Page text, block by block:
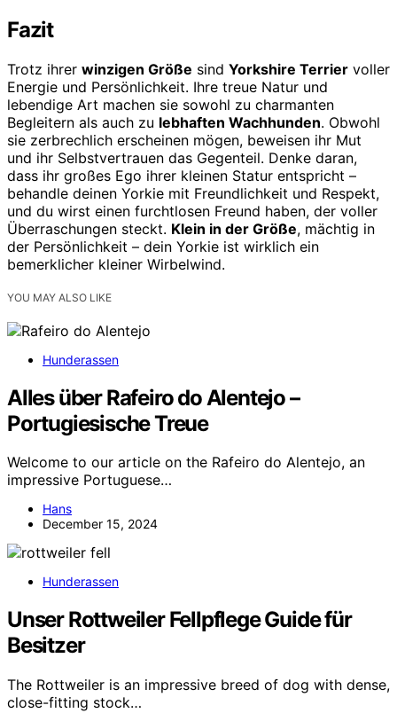
Fazit
Trotz ihrer winzigen Größe sind Yorkshire Terrier voller
Energie und Persönlichkeit. Ihre treue Natur und
lebendige Art machen sie sowohl zu charmanten
Begleitern als auch zu lebhaften Wachhunden. Obwohl
sie zerbrechlich erscheinen mögen, beweisen ihr Mut
und ihr Selbstvertrauen das Gegenteil. Denke daran,
dass ihr großes Ego ihrer kleinen Statur entspricht –
behandle deinen Yorkie mit Freundlichkeit und Respekt,
und du wirst einen furchtlosen Freund haben, der voller
Überraschungen steckt. Klein in der Größe, mächtig in
der Persönlichkeit – dein Yorkie ist wirklich ein
bemerklicher kleiner Wirbelwind.
YOU MAY ALSO LIKE
Hunderassen
Alles über Rafeiro do Alentejo –
Portugiesische Treue
Welcome to our article on the Rafeiro do Alentejo, an
impressive Portuguese…
Hans
December 15, 2024
Hunderassen
Unser Rottweiler Fellpflege Guide für
Besitzer
The Rottweiler is an impressive breed of dog with dense,
close-fitting stock…